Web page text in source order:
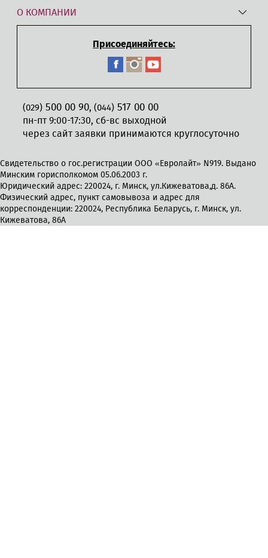
О КОМПАНИИ
Присоединяйтесь:
(029) 500 00 90, (044) 517 00 00
пн-пт 9:00-17:30, сб-вс выходной
через сайт заявки принимаются круглосуточно
Свидетельство о гос.регистрации ООО «Евролайт» N919. Выдано
Минским горисполкомом 05.06.2003 г.
Юридический адрес: 220024, г. Минск, ул.Кижеватова,д. 86А.
Физический адрес, пункт самовывоза и адрес для
корреспонденции: 220024, Республика Беларусь, г. Минск, ул.
Кижеватова, 86А